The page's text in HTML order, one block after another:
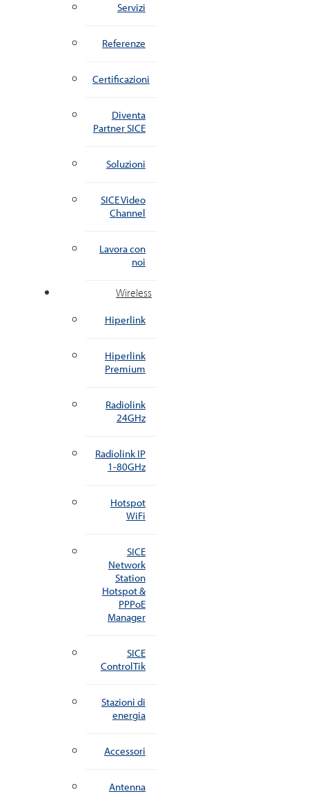
Servizi
Referenze
Certificazioni
Diventa
Partner SICE
Soluzioni
SICE Video
Channel
Lavora con
noi
Wireless
Hiperlink
Hiperlink
Premium
Radiolink
24GHz
Radiolink IP
1-80GHz
Hotspot
WiFi
SICE
Network
Station
Hotspot &
PPPoE
Manager
SICE
ControlTik
Stazioni di
energia
Accessori
Antenna